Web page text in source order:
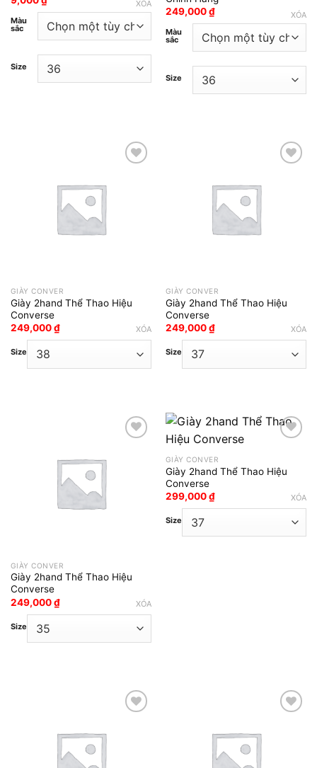
Màu
sắc
Size
XÓA
249,000₫
Màu
sắc
Size
XÓA
Add to wishlist
GIÀY CONVER
Giày 2hand Thể Thao Hiệu
Converse
249,000₫
Size
XÓA
Add to wishlist
GIÀY CONVER
Giày 2hand Thể Thao Hiệu
Converse
249,000₫
Size
XÓA
Add to wishlist
GIÀY CONVER
Giày 2hand Thể Thao Hiệu
Converse
249,000₫
Size
XÓA
Add to wishlist
GIÀY CONVER
Giày 2hand Thể Thao Hiệu
Converse
299,000₫
Size
XÓA
Add to wishlist Add to wishlist